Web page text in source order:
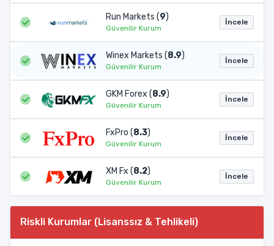
Run Markets (9)
Güvenilir Kurum
İncele
Winex Markets (8.9)
Güvenilir Kurum
İncele
GKM Forex (8.9)
Güvenilir Kurum
İncele
FxPro (8.3)
Güvenilir Kurum
İncele
XM Fx (8.2)
Güvenilir Kurum
İncele
Riskli Kurumlar (Lisanssız & Tehlikeli)